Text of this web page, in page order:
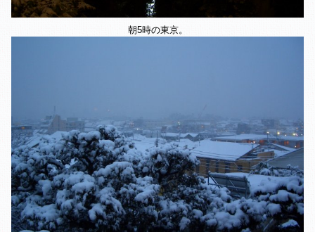
朝5時の東京。